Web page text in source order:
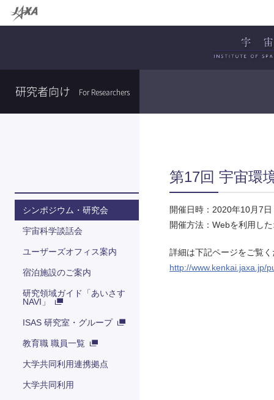
研究者向け For Researchers
第17回 宇宙環
開催日時： 2020年10月7
開催方法： Webを利用し
詳細は下記ページをご覧
http://www.kenkai.jaxa.jp/
シンポジウム・研究会
宇宙科学談話会
ユーザーズオフィス案内
宿泊施設のご案内
研究領域ガイド「あいさす
NAVI」
ISAS 研究室・グループ
教育職 職員一覧
大学共同利用連携拠点
大学共同利用